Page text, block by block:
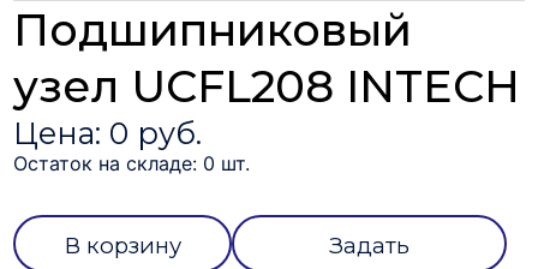
Подшипниковый
узел UCFL208 INTECH
Цена: 0 руб.
Остаток на складе: 0 шт.
В корзину
Задать